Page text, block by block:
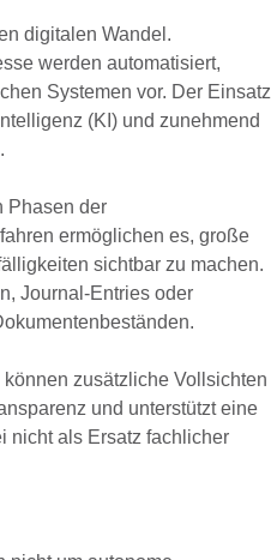
digitalen Wandel.
werden automatisiert,
Systemen vor. Der Einsatz
(KI) und zunehmend
Phasen der
ermöglichen es, große
sichtbar zu machen.
Journal ‑Entries oder
zusätzliche Vollsichten
und unterstützt eine
nicht als Ersatz fachlicher